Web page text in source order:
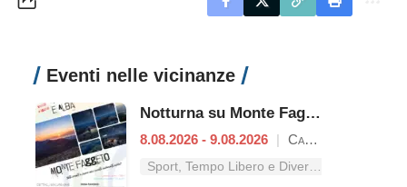
Eventi nelle vicinanze
Notturna su Monte Faggeto
8.08.2026 - 9.08.2026 | Campodimele